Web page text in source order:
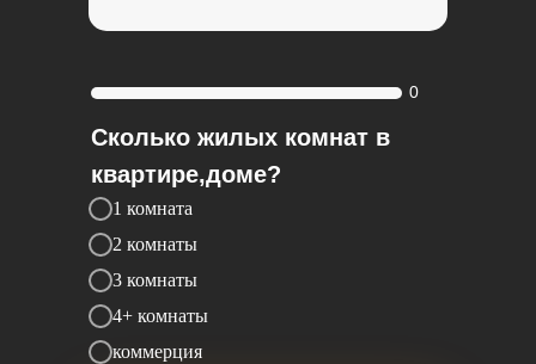
Сколько жилых комнат в
квартире,доме?
0
1 комната
2 комнаты
3 комнаты
4+ комнаты
коммерция